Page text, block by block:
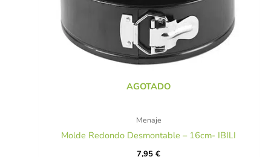
AGOTADO
Menaje
Molde Redondo Desmontable – 16cm- IBILI
7,95€